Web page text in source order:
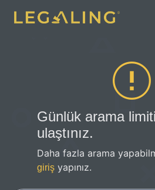
Günlük arama
ulaştınız.
Daha fazla arama
giriş yapınız.